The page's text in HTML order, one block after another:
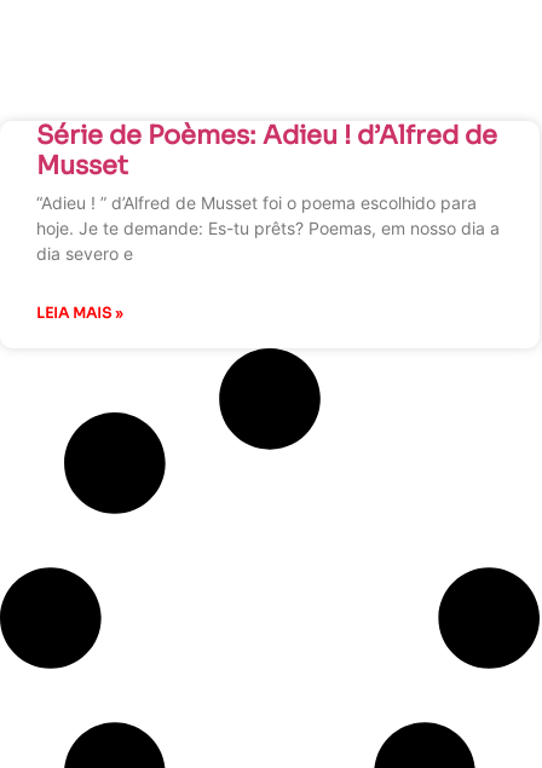
Série de Poèmes: Adieu ! d’Alfred de
Musset
“Adieu ! ” d’Alfred de Musset foi o poema escolhido para
hoje. Je te demande: Es-tu prêts? Poemas, em nosso dia a
dia severo e
LEIA MAIS »